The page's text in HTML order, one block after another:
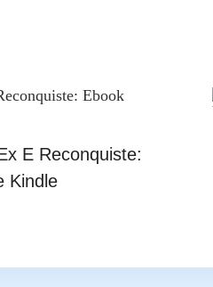
E Reconquiste:
Kindle